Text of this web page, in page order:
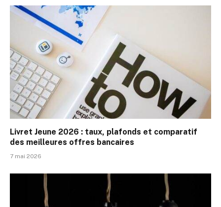
Livret Jeune 2026 : taux, plafonds et comparatif
des meilleures offres bancaires
7 mai 2026